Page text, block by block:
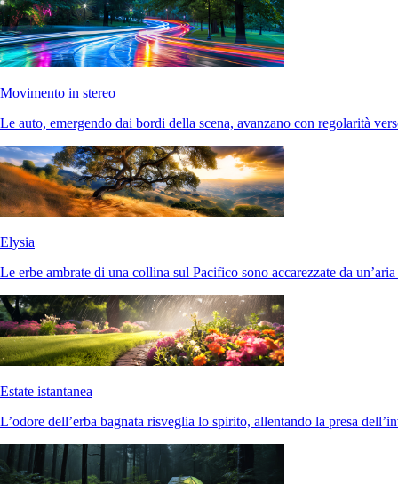
Movimento in stereo
Le auto, emergendo dai bordi della scena, avanzano con regolarità
Elysia
Le erbe ambrate di una collina sul Pacifico sono accarezzate da
Estate istantanea
L’odore dell’erba bagnata risveglia lo spirito, allentando la presa